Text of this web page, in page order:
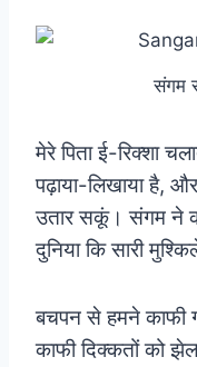
संगम
मेरे पिता ई-रिक्शा
पढ़ाया-लिखाया है,
उतार सकूं। संगम ने
दुनिया कि सारी
बचपन से हमने काफी
काफी दिक्कतों को